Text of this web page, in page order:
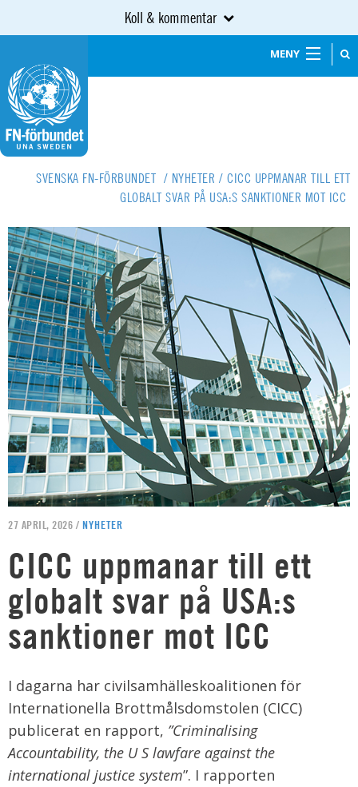
Koll & kommentar
MENY
SVENSKA FN-FÖRBUNDET / NYHETER / CICC UPPMANAR TILL ETT
GLOBALT SVAR PÅ USA:S SANKTIONER MOT ICC
27 APRIL, 2026 / NYHETER
CICC uppmanar till ett
globalt svar på USA:s
sanktioner mot ICC
I dagarna har civilsamhälleskoalitionen för
Internationella Brottmålsdomstolen (CICC)
publicerat en rapport, ”Criminalising
Accountability, the U S lawfare against the
international justice system”. I rapporten